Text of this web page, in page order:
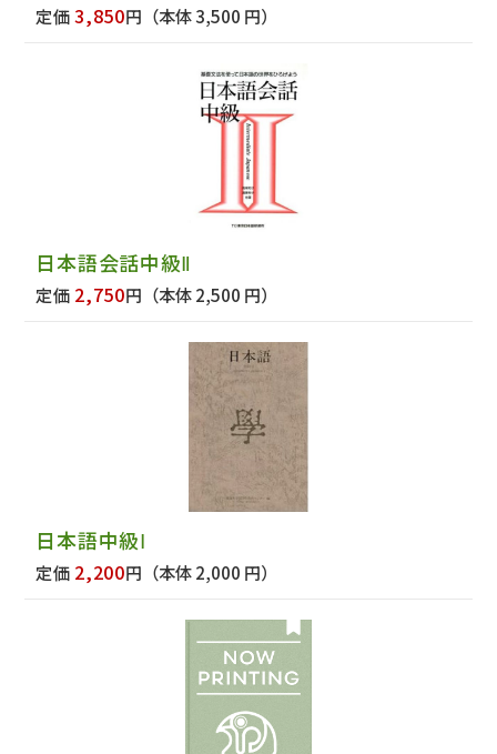
定価3,850円 （本体 3,500 円）
日本語会話中級Ⅱ
定価 2,750円 （本体 2,500 円）
日本語中級Ⅰ
定価 2,200円 （本体 2,000 円）